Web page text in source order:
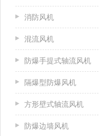
消防风机
混流风机
防爆手提式轴流风机
隔爆型防爆风机
方形壁式轴流风机
防爆边墙风机